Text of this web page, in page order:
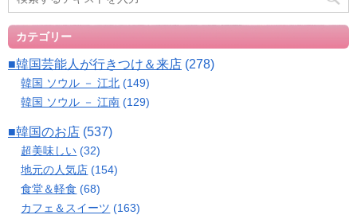
カテゴリー
■韓国芸能人が行きつけ＆来店 (278)
韓国 ソウル － 江北 (149)
韓国 ソウル － 江南 (129)
■韓国のお店 (537)
超美味しい (32)
地元の人気店 (154)
食堂＆軽食 (68)
カフェ＆スイーツ (163)